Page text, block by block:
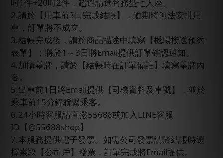
吋1件+20吋2件，超過請選商務型七人座。
2.請於【用車前3日完成結帳】，逾期將無法安排用
車，訂單將不成立。
3.結帳完成後，請於商品描述中填寫【機場接送預約
表單】；將於1～3日將Email提供訂單確認通知。
4.加購舉牌，請於【結帳時在訂單備註】填寫舉牌內
容。
5.出車前1日將Email提供【司機資料及車號】，並於
乘車前15分鐘聯繫乘客。
6.24小時客服請直撥55688或加入LINE客服
ID【@55688shop】
7.本服務提供電子發票。如需公司發票請於結帳時選
擇索取【公司戶】發票，訂單完成將Email提供。